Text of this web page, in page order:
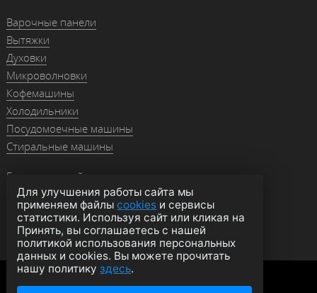
Варочные панели
Вытяжки
Духовки
Микроволновки
Кофемашины
Холодильники
Посудомоечные машины
Стиральные машины
Гранитные мойки
Мойки из нержавейки
Смесители
Аксессуары
Политика конфиденциальности
Для улучшения работы сайта мы
применяем файлыcookies и сервисы
статистики. Используя сайт или кликая на
Принять, вы соглашаетесь с нашей
политикой использования персональных
данных и cookies. Вы можете прочитать
нашу политикуздесь.